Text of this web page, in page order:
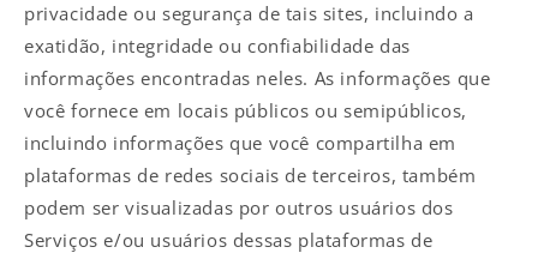
privacidade ou segurança de tais sites, incluindo a
exatidão, integridade ou confiabilidade das
informações encontradas neles. As informações que
você fornece em locais públicos ou semipúblicos,
incluindo informações que você compartilha em
plataformas de redes sociais de terceiros, também
podem ser visualizadas por outros usuários dos
Serviços e/ou usuários dessas plataformas de